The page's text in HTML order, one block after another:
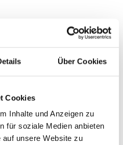
Über Cookies
Cookies
Inhalte und Anzeigen zu
für soziale Medien anbieten
unsere Website zu